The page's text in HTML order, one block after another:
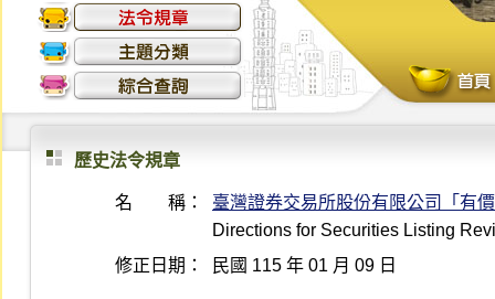
歷史法令規章
名 稱：
臺灣證券交易所股份有限公司「有
Directions for Securities Listing
修正日期：
民國 115 年 01 月 09 日